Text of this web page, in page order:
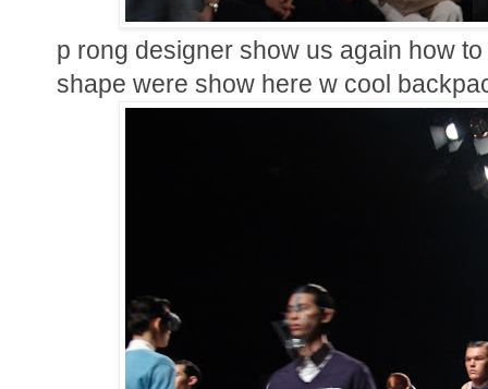
p rong designer show us again how
shape were show here w cool